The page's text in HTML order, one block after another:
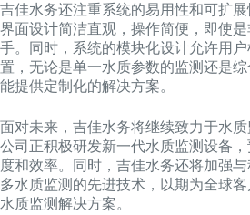
吉佳水务还注重系统的易用性和可扩
界面设计简洁直观，操作简便，即使
手。同时，系统的模块化设计允许用
置，无论是单一水质参数的监测还是
能提供定制化的解决方案。
面对未来，吉佳水务将继续致力于水质
公司正积极研发新一代水质监测设备
度和效率。同时，吉佳水务还将加强
多水质监测的先进技术，以期为全球
水质监测解决方案。